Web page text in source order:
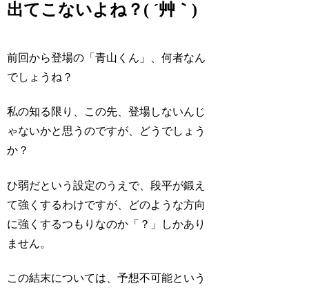
出てこないよね？( ´艸｀)
前回から登場の「青山くん」、何者なん
でしょうね？
私の知る限り、この先、登場しないんじ
ゃないかと思うのですが、どうでしょう
か？
ひ弱だという設定のうえで、段平が鍛え
て強くするわけですが、どのような方向
に強くするつもりなのか「？」しかあり
ません。
この結末については、予想不可能という